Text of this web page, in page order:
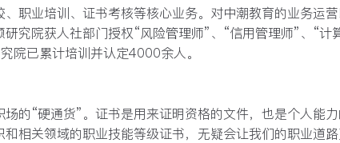
职业培训、证书考核等核心业务。对中潮教育的业务运
究院获人社部门授权“风险管理师”、“信用管理师”、“
院已累计培训并认定4000余人。
的“硬通货”。证书是用来证明资格的文件，也是个人能力
和相关领域的职业技能等级证书，无疑会让我们的职业道